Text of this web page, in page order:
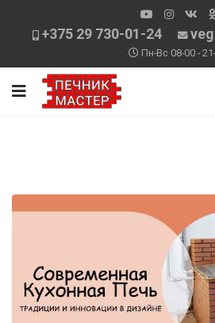
+375 29 730-01-24
Пн-Вс 08-00 -